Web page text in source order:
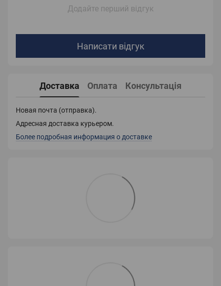
Додайте перший відгук
Написати відгук
Доставка Оплата Консультація
Новая почта (отправка).
Адресная доставка курьером.
Более подробная информация о доставке